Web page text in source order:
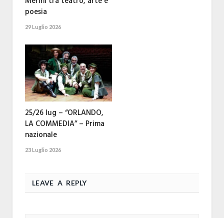
poesia
29 Luglio 2026
25/26 lug – “ORLANDO,
LA COMMEDIA” – Prima
nazionale
23 Luglio 2026
LEAVE A REPLY